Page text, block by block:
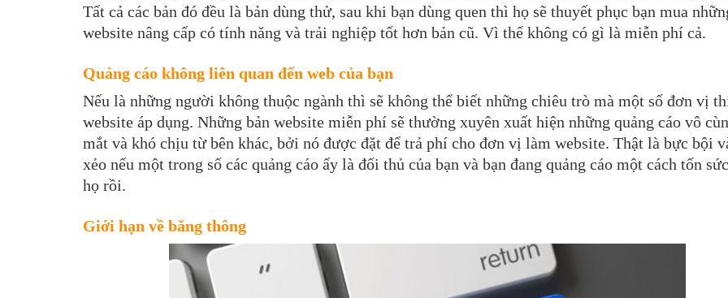
Tất cả các bản đó đều là bản dùng thử, sau khi bạn dùng quen thì họ sẽ thuyết phục bạn mua
website nâng cấp có tính năng và trải nghiệp tốt hơn bản cũ. Vì thế không có gì là miễn phí cả.
Quảng cáo không liên quan đến web của bạn
Nếu là những người không thuộc ngành thì sẽ không thể biết những chiêu trò mà một số đơn vị
website áp dụng. Những bản website miễn phí sẽ thường xuyên xuất hiện những quảng cáo vô
mắt và khó chịu từ bên khác, bởi nó được đặt để trả phí cho đơn vị làm website. Thật là bực bội
xẻo nếu một trong số các quảng cáo ấy là đối thủ của bạn và bạn đang quảng cáo một cách tốn
họ rồi.
Giới hạn về băng thông